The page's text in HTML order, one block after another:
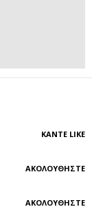
ΚΆΝΤΕ LIKE
ΑΚΟΛΟΥΘΉΣΤΕ
ΑΚΟΛΟΥΘΉΣΤΕ